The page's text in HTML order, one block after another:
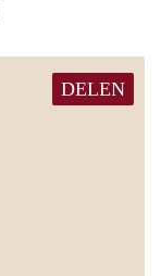
DELEN